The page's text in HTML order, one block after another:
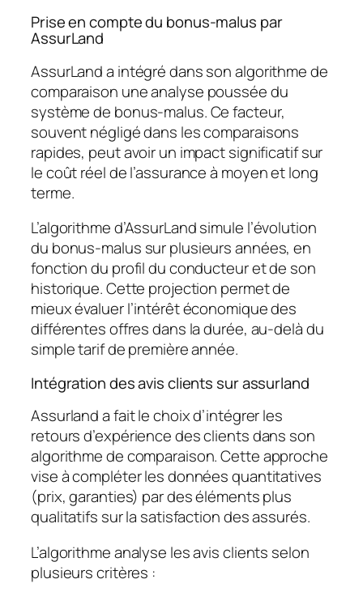
Prise en compte du bonus-malus par
AssurLand
AssurLand a intégré dans son algorithme de
comparaison une analyse poussée du
système de bonus-malus. Ce facteur,
souvent négligé dans les comparaisons
rapides, peut avoir un impact significatif sur
le coût réel de l’assurance à moyen et long
terme.
L’algorithme d’AssurLand simule l’évolution
du bonus-malus sur plusieurs années, en
fonction du profil du conducteur et de son
historique. Cette projection permet de
mieux évaluer l’intérêt économique des
différentes offres dans la durée, au-delà du
simple tarif de première année.
Intégration des avis clients sur assurland
Assurland a fait le choix d’intégrer les
retours d’expérience des clients dans son
algorithme de comparaison. Cette approche
vise à compléter les données quantitatives
(prix, garanties) par des éléments plus
qualitatifs sur la satisfaction des assurés.
L’algorithme analyse les avis clients selon
plusieurs critères :